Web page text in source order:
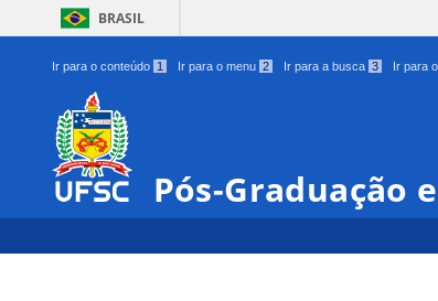
BRASIL
Ir para o conteúdo 1 Ir para o menu 2 Ir para a busca 3 Ir para
Pós-Graduação